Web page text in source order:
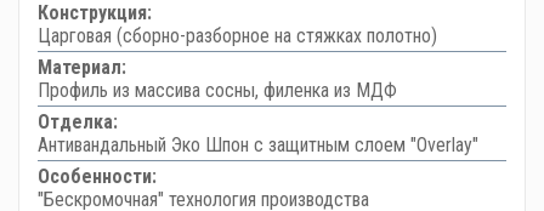
Конструкция:
Царговая (сборно-разборное на стяжках полотно)
Материал:
Профиль из массива сосны, филенка из МДФ
Отделка:
Антивандальный Эко Шпон с защитным слоем "Overlay"
Особенности:
"Бескромочная" технология производства